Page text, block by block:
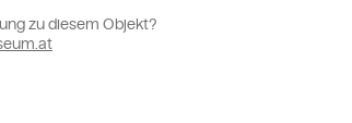
zu diesem Objekt?